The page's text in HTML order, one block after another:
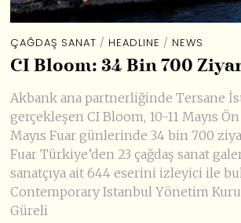
ÇAĞDAŞ SANAT / HEADLINE / NEWS
CI Bloom: 34 Bin 700
Akbank ana partnerliğinde Tersane
gerçekleşen CI Bloom, 10-11 Mayıs
Mayıs Fuar günlerinde 34 bin 700
Fuar Türkiye’den 23 çağdaş sanat
sanatçıya ait 644 eserini izleyici ile
Contemporary Istanbul Yönetim
Güreli